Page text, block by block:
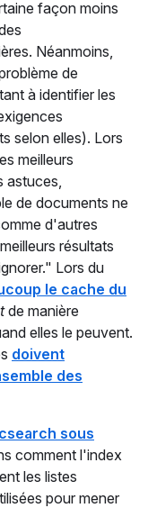
façon moins
Néanmoins,
de
à identifier les
selon elles). Lors
meilleurs
astuces,
de documents ne
d'autres
résultats
Lors du
le cache du
de manière
elles le peuvent.
doivent
des
sous
comment l'index
les listes
pour mener